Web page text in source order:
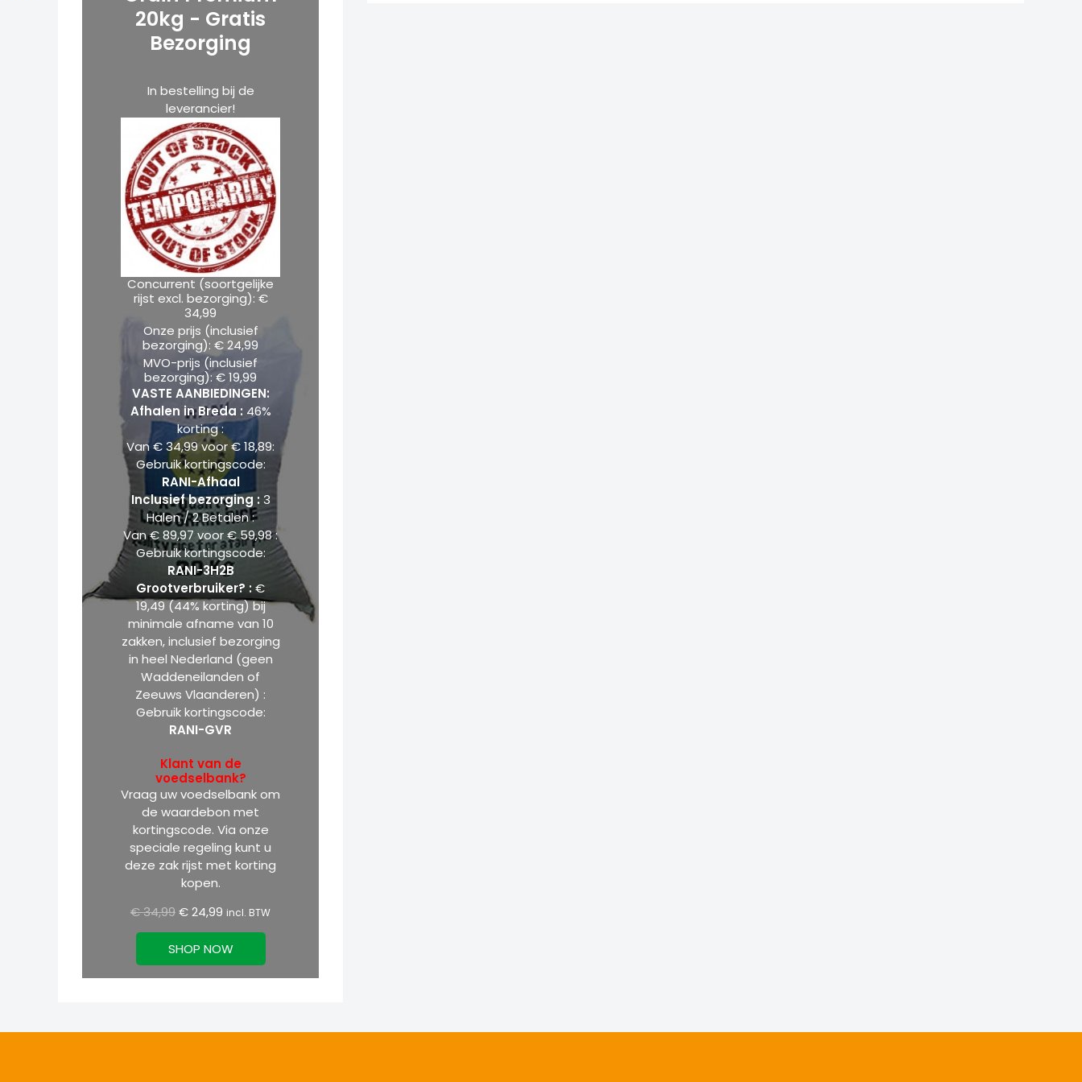
20kg - Gratis
Bezorging
In bestelling bij de
leverancier!
Concurrent (soortgelijke
rijst excl. bezorging): €
34,99
Onze prijs (inclusief
bezorging): € 24,99
MVO-prijs (inclusief
bezorging): € 19,99
VASTE AANBIEDINGEN:
Afhalen in Breda : 46%
korting :
Van € 34,99 voor € 18,89:
Gebruik kortingscode:
RANI-Afhaal
Inclusief bezorging : 3
Halen / 2 Betalen :
Van € 89,97 voor € 59,98 :
Gebruik kortingscode:
RANI-3H2B
Grootverbruiker? :€
19,49 (44% korting) bij
minimale afname van 10
zakken, inclusief bezorging
in heel Nederland (geen
Waddeneilanden of
Zeeuws Vlaanderen) :
Gebruik kortingscode:
RANI-GVR
Klant van de
voedselbank?
Vraag uw voedselbank om
de waardebon met
kortingscode. Via onze
speciale regeling kunt u
deze zak rijst met korting
kopen.
€34,99
i
n
a
r
i
c
e
w
a
s
:
€
3
4
,
9
9
€24,99
e
n
t
i
c
e
i
s
:
€
2
4
,
9
9
.
incl. BTW
SHOP NOW